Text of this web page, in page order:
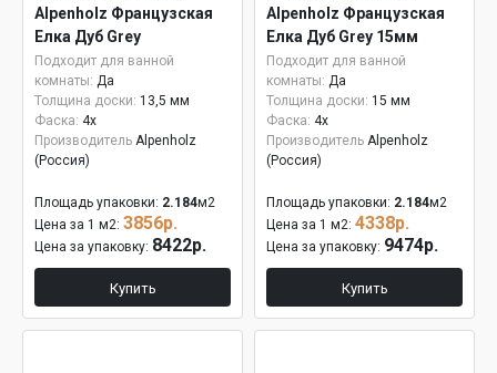
Alpenholz Французская
Елка Дуб Grey
Подходит для ванной
комнаты: Да
Толщина доски: 13,5 мм
Фаска: 4x
Производитель Alpenholz
(Россия)
Площадь упаковки: 2.184м2
Цена за 1 м2: 3856р.
Цена за упаковку: 8422р.
Купить
Alpenholz Французская
Елка Дуб Grey 15мм
Подходит для ванной
комнаты: Да
Толщина доски: 15 мм
Фаска: 4x
Производитель Alpenholz
(Россия)
Площадь упаковки: 2.184м2
Цена за 1 м2: 4338р.
Цена за упаковку: 9474р.
Купить